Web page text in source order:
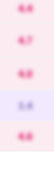
4.4
4.7
4.0
3.4
4.6